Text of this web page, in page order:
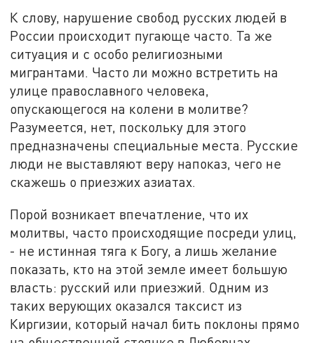
К слову, нарушение свобод русских людей в
России происходит пугающе часто. Та же
ситуация и с особо религиозными
мигрантами. Часто ли можно встретить на
улице православного человека,
опускающегося на колени в молитве?
Разумеется, нет, поскольку для этого
предназначены специальные места. Русские
люди не выставляют веру напоказ, чего не
скажешь о приезжих азиатах.
Порой возникает впечатление, что их
молитвы, часто происходящие посреди улиц,
- не истинная тяга к Богу, а лишь желание
показать, кто на этой земле имеет большую
власть: русский или приезжий. Одним из
таких верующих оказался таксист из
Киргизии, который начал бить поклоны прямо